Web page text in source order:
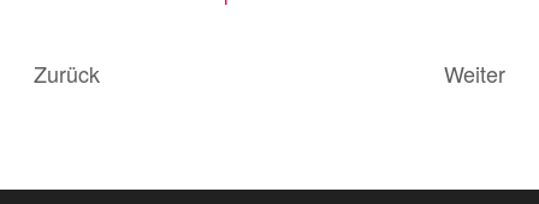
Zurück Weiter